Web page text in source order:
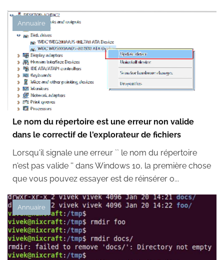
Annuaire
Le nom du répertoire est une erreur non valide
dans le correctif de l'explorateur de fichiers
Lorsqu'il signale une erreur `` le nom du répertoire
n'est pas valide '' dans Windows 10, la première chose
que vous pouvez essayer est de réinsérer o...
Annuaire